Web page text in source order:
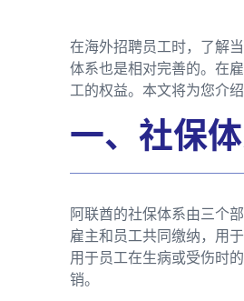
在海外招聘员工时，了解
体系也是相对完善的。在
工的权益。本文将为您介
一、社保
阿联酋的社保体系由三个
雇主和员工共同缴纳，用
用于员工在生病或受伤时
销。